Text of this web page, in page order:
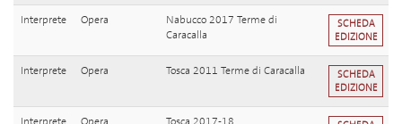
Interprete Opera
Nabucco 2017 Terme di
Caracalla
SCHEDA
EDIZIONE
Interprete Opera Tosca 2011 Terme di Caracalla
SCHEDA
EDIZIONE